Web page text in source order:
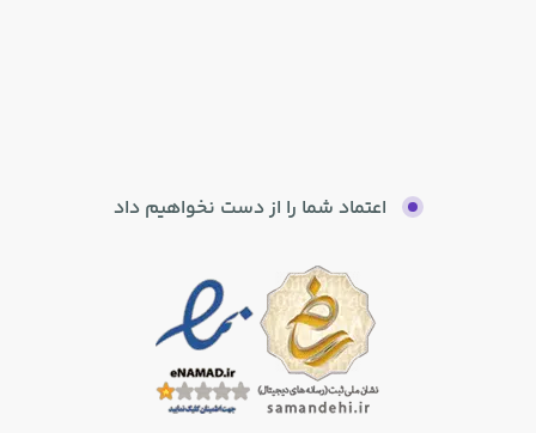
اعتماد شما را از دست نخواهیم داد